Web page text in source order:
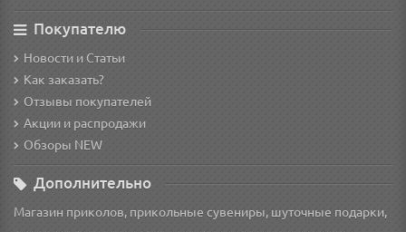
Покупателю
Новости и Статьи
Как заказать?
Отзывы покупателей
Акции и распродажи
Обзоры NEW
Дополнительно
Магазин приколов, прикольные сувениры, шуточные подарки,